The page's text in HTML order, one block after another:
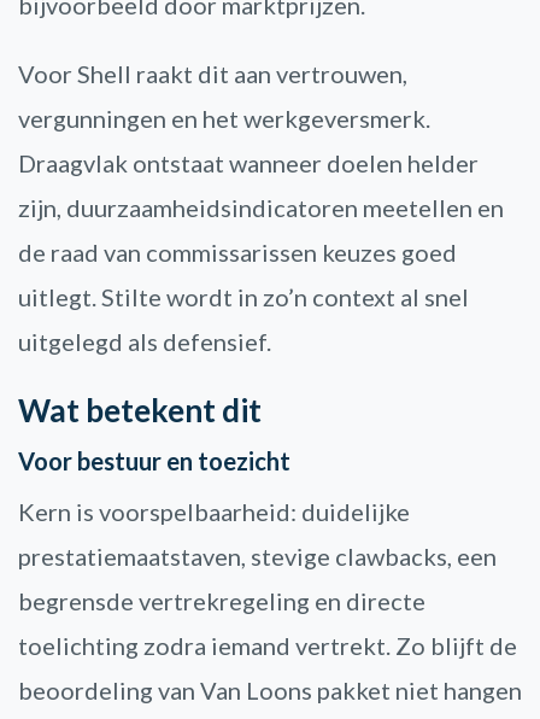
Voor Shell raakt dit aan vertrouwen,
vergunningen en het werkgeversmerk.
Draagvlak ontstaat wanneer doelen helder
zijn, duurzaamheidsindicatoren meetellen en
de raad van commissarissen keuzes goed
uitlegt. Stilte wordt in zo’n context al snel
uitgelegd als defensief.
Wat betekent dit
Voor bestuur en toezicht
Kern is voorspelbaarheid: duidelijke
prestatiemaatstaven, stevige clawbacks, een
begrensde vertrekregeling en directe
toelichting zodra iemand vertrekt. Zo blijft de
beoordeling van Van Loons pakket niet hangen